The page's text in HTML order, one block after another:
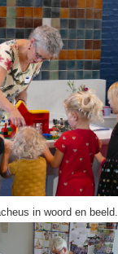
in woord en beeld.